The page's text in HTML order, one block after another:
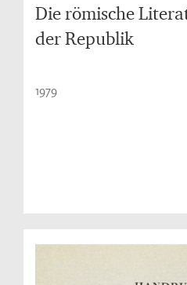
Die römische
der Republik
1979